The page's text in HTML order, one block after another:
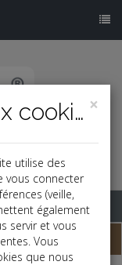
×
Politique relative aux cookies
utilise des
vous connecter
(veille,
également
servir et vous
Vous
que nous